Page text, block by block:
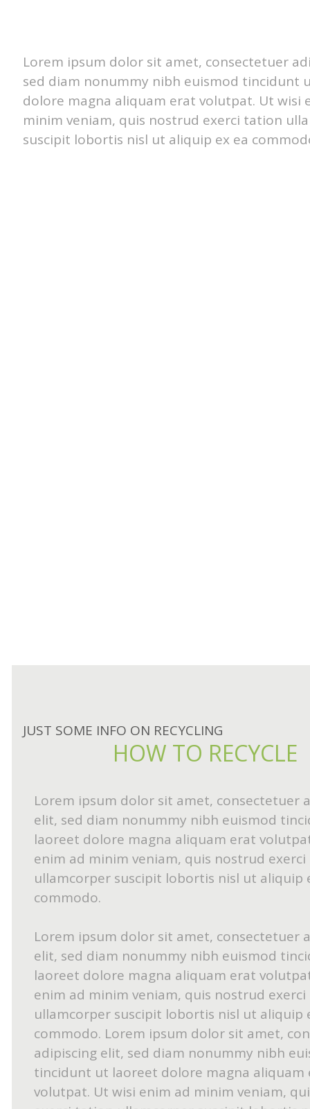
Lorem ipsum dolor sit amet, consectetuer
sed diam nonummy nibh euismod tincidunt
dolore magna aliquam erat volutpat. Ut wisi
minim veniam, quis nostrud exerci tation
suscipit lobortis nisl ut aliquip ex ea
JUST SOME INFO ON RECYCLING
HOW TO RECYCLE
Lorem ipsum dolor sit amet, consectetuer
elit, sed diam nonummy nibh euismod
laoreet dolore magna aliquam erat
enim ad minim veniam, quis nostrud
ullamcorper suscipit lobortis nisl ut aliquip
commodo.
Lorem ipsum dolor sit amet, consectetuer
elit, sed diam nonummy nibh euismod
laoreet dolore magna aliquam erat
enim ad minim veniam, quis nostrud
ullamcorper suscipit lobortis nisl ut aliquip
commodo. Lorem ipsum dolor sit amet,
adipiscing elit, sed diam nonummy nibh
tincidunt ut laoreet dolore magna aliquam
volutpat. Ut wisi enim ad minim veniam,